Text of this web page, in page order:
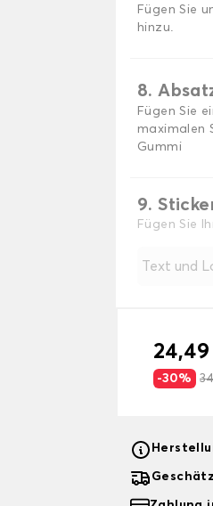
Fügen Sie
hinzu.
8.
Fügen Sie
maximalen
Gummi
9.
Fügen Sie
Text und
-30%